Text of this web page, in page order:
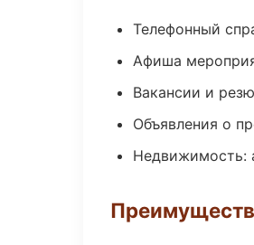
Телефонный
Афиша
Вакансии и
Объявления о
Недвижимость: